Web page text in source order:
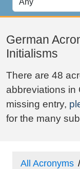
German
Initialisms
There are 48
abbreviations in
missing entry,
for the many
All Acronyms